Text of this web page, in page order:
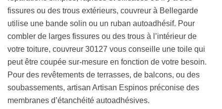
fissures ou des trous extérieurs, couvreur à Bellegarde
utilise une bande solin ou un ruban autoadhésif. Pour
combler de larges fissures ou des trous à l’intérieur de
votre toiture, couvreur 30127 vous conseille une toile qui
peut être coupée sur-mesure en fonction de votre besoin.
Pour des revêtements de terrasses, de balcons, ou des
soubassements, artisan Artisan Espinos préconise des
membranes d’étanchéité autoadhésives.